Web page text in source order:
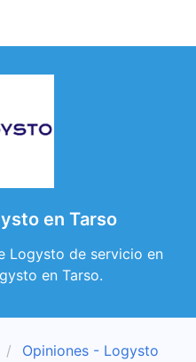
en Tarso
Logysto de servicio en
en Tarso.
Opiniones - Logysto